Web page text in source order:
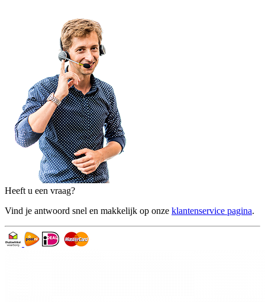
Heeft u een vraag?
Vind je antwoord snel en makkelijk op onze klantenservice pagina.